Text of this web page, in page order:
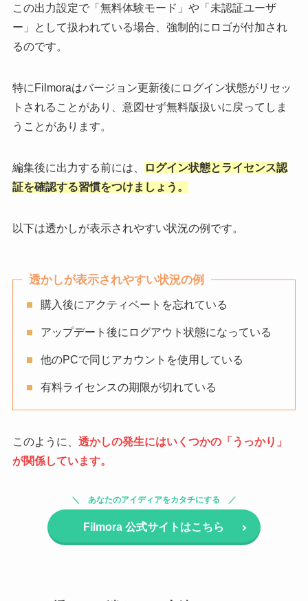
この出力設定で「無料体験モード」や「未認証ユーザ
ー」として扱われている場合、強制的にロゴが付加され
るのです。
特にFilmoraはバージョン更新後にログイン状態がリセッ
トされることがあり、意図せず無料版扱いに戻ってしま
うことがあります。
編集後に出力する前には、
ログイン状態とライセンス認
証を確認する習慣をつけましょう。
以下は透かしが表示されやすい状況の例です。
透かしが表示されやすい状況の例
購入後にアクティベートを忘れている
アップデート後にログアウト状態になっている
他のPCで同じアカウントを使用している
有料ライセンスの期限が切れている
このように、 透かしの発生にはいくつかの「うっかり」
が関係しています。
あなたのアイディアをカタチにする
Filmora 公式サイトはこちら